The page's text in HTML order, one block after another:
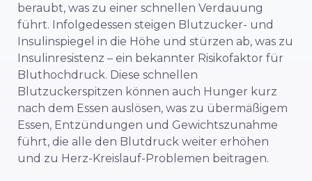
beraubt, was zu einer schnellen Verdauung
führt. Infolgedessen steigen Blutzucker- und
Insulinspiegel in die Höhe und stürzen ab, was zu
Insulinresistenz – ein bekannter Risikofaktor für
Bluthochdruck. Diese schnellen
Blutzuckerspitzen können auch Hunger kurz
nach dem Essen auslösen, was zu übermäßigem
Essen, Entzündungen und Gewichtszunahme
führt, die alle den Blutdruck weiter erhöhen
und zu Herz-Kreislauf-Problemen beitragen.